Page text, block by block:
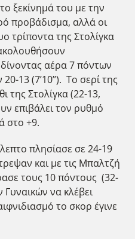
ξεκίνημά του με την
προβάδισμα, αλλά οι
τρίποντα της Στολίγκα
αέρα 7 πόντων
13 (7’10’’). Το σερί της
της Στολίγκα (22-13,
επιβάλει τον ρυθμό
στο +9.
πλησίασε σε 24-19
και με τις Μπαλτζή
τους 10 πόντους (32-
να κλέβει
το σκορ έγινε